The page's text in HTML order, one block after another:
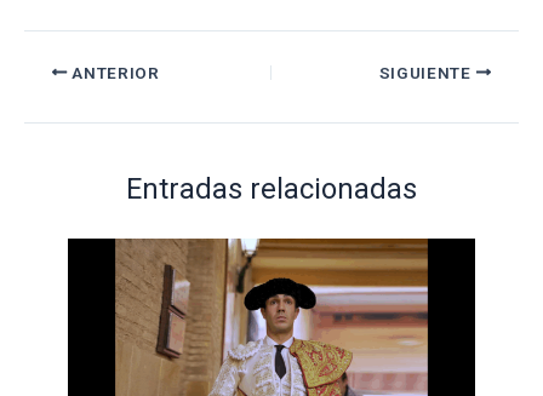
ANTERIOR SIGUIENTE
Entradas relacionadas